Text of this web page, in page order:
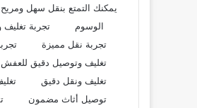
يمكنك التمتع بنقل سهل
الوسوم
تجربة
تجربة نقل مميزة
تغليف وتوصيل دقيق للعفش
تغليف ونقل دقيق
توصيل أثاث مضمون